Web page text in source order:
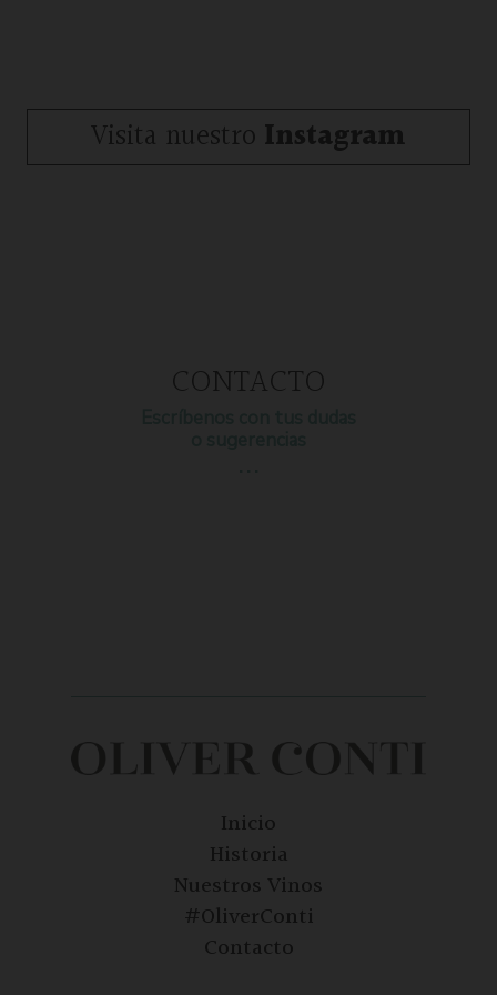
Visita nuestro Instagram
CONTACTO
Inicio
Historia
Nuestros Vinos
#OliverConti
Contacto